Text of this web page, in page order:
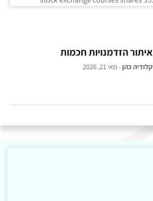
איתור הזדמנויות חכמות
קלודיה כהן מאי 21, 2026